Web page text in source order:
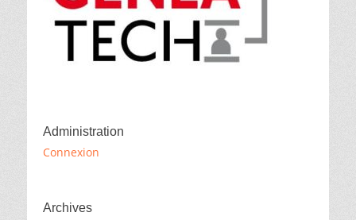
Administration
Connexion
Archives